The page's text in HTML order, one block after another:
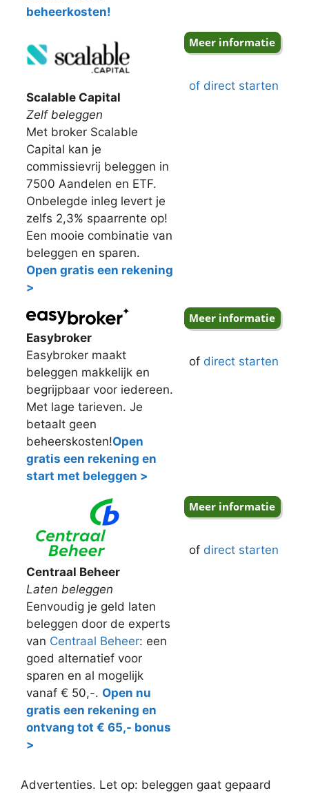
beheerkosten!
Scalable Capital
Zelf beleggen
Met broker Scalable
Capital kan je
commissievrij beleggen in
7500 Aandelen en ETF.
Onbelegde inleg levert je
zelfs 2,3% spaarrente op!
Een mooie combinatie van
beleggen en sparen.
Open gratis een rekening
>
of direct starten
Easybroker
Easybroker maakt
beleggen makkelijk en
begrijpbaar voor iedereen.
Met lage tarieven. Je
betaalt geen
beheerskosten!Open
gratis een rekening en
start met beleggen >
of direct starten
Centraal Beheer
Laten beleggen
Eenvoudig je geld laten
beleggen door de experts
van Centraal Beheer: een
goed alternatief voor
sparen en al mogelijk
vanaf € 50,-. Open nu
gratis een rekening en
ontvang tot € 65,- bonus
>
of direct starten
Advertenties. Let op: beleggen gaat gepaard